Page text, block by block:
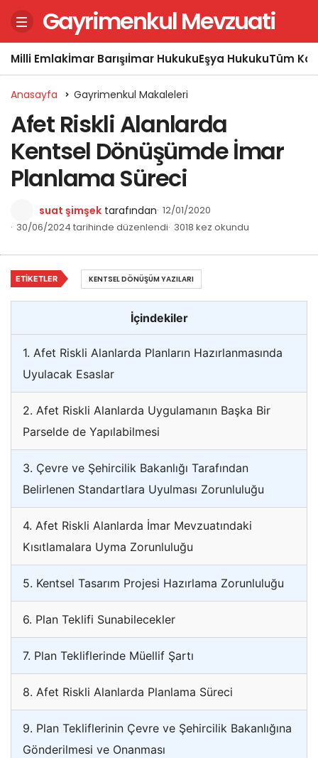
Gayrimenkul Mevzuati
Milli Emlakİmar Barışıİmar HukukuEşya HukukuTüm
Anasayfa Gayrimenkul Makaleleri
Afet Riskli Alanlarda
Kentsel Dönüşümde İmar
Planlama Süreci
suat şimşek tarafından 12/01/2020
30/06/2024 tarihinde düzenlendi 3018 kez okundu
İçindekiler
1. Afet Riskli Alanlarda Planların Hazırlanmasında
Uyulacak Esaslar
2. Afet Riskli Alanlarda Uygulamanın Başka Bir
Parselde de Yapılabilmesi
3. Çevre ve Şehircilik Bakanlığı Tarafından
Belirlenen Standartlara Uyulması Zorunluluğu
4. Afet Riskli Alanlarda İmar Mevzuatındaki
Kısıtlamalara Uyma Zorunluluğu
5. Kentsel Tasarım Projesi Hazırlama Zorunluluğu
6. Plan Teklifi Sunabilecekler
7. Plan Tekliflerinde Müellif Şartı
8. Afet Riskli Alanlarda Planlama Süreci
9. Plan Tekliflerinin Çevre ve Şehircilik Bakanlığına
Gönderilmesi ve Onanması
ETIKETLER KENTSEL DÖNÜŞÜM YAZILARI